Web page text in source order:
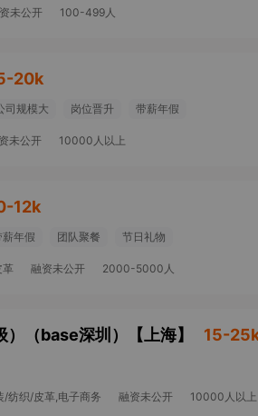
未公开 100-499人
20k
司规模大 岗位晋升 带薪年假
未公开 10000人以上
12k
薪年假 团队聚餐 节日礼物
融资未公开 2000-5000人
（base深圳） 【 上海】 15-
/纺织/皮革,电子商务 融资未公开 10000人以上